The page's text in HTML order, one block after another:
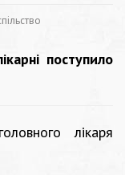
поступило
лікаря